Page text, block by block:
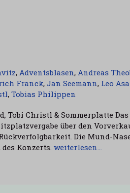
, Adventsblasen, Andreas
Franck, Jan Seemann, Leo
, Tobias Philippen
Tobi Christl & Sommerplatte
über den
Die Mund-
Konzerts. weiterlesen…